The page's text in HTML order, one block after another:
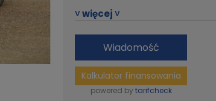
Telefon: +49 (0) 551 / 82 020
Telefax: +49 (0) 551 / 82 285
E-Mail: info(at)gassmann-
Handelsregister-Nr.: HRB 1396,
Amtsgericht Göttingen
USt.-ID: DE 115314291
˅ więcej ˅
Wiadomość
Kalkulator finansowania
powered by tarifcheck